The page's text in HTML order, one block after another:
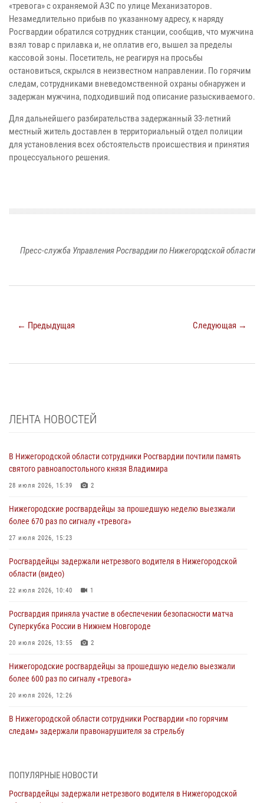
«тревога» с охраняемой АЗС по улице Механизаторов.
Незамедлительно прибыв по указанному адресу, к наряду
Росгвардии обратился сотрудник станции, сообщив, что мужчина
взял товар с прилавка и, не оплатив его, вышел за пределы
кассовой зоны. Посетитель, не реагируя на просьбы
остановиться, скрылся в неизвестном направлении. По горячим
следам, сотрудниками вневедомственной охраны обнаружен и
задержан мужчина, подходивший под описание разыскиваемого.
Для дальнейшего разбирательства задержанный 33-летний
местный житель доставлен в территориальный отдел полиции
для установления всех обстоятельств происшествия и принятия
процессуального решения.
Пресс-служба Управления Росгвардии по Нижегородской области
← Предыдущая Следующая →
ЛЕНТА НОВОСТЕЙ
В Нижегородской области сотрудники Росгвардии почтили память
святого равноапостольного князя Владимира
28 июля 2026, 15:39 2
Нижегородские росгвардейцы за прошедшую неделю выезжали
более 670 раз по сигналу «тревога»
27 июля 2026, 15:23
Росгвардейцы задержали нетрезвого водителя в Нижегородской
области (видео)
22 июля 2026, 10:40 1
Росгвардия приняла участие в обеспечении безопасности матча
Суперкубка России в Нижнем Новгороде
20 июля 2026, 13:55 2
Нижегородские росгвардейцы за прошедшую неделю выезжали
более 600 раз по сигналу «тревога»
20 июля 2026, 12:26
В Нижегородской области сотрудники Росгвардии «по горячим
следам» задержали правонарушителя за стрельбу
В Нижегородской области продолжаются мероприятия в рамках
16 июля 2026, 05:00
ПОПУЛЯРНЫЕ НОВОСТИ
Росгвардейцы задержали нетрезвого водителя в Нижегородской